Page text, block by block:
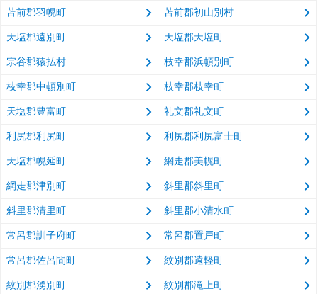
苫前郡羽幌町 苫前郡初山別村
天塩郡遠別町 天塩郡天塩町
宗谷郡猿払村 枝幸郡浜頓別町
枝幸郡中頓別町 枝幸郡枝幸町
天塩郡豊富町 礼文郡礼文町
利尻郡利尻町 利尻郡利尻富士町
天塩郡幌延町 網走郡美幌町
網走郡津別町 斜里郡斜里町
斜里郡清里町 斜里郡小清水町
常呂郡訓子府町 常呂郡置戸町
常呂郡佐呂間町 紋別郡遠軽町
紋別郡湧別町 紋別郡滝上町